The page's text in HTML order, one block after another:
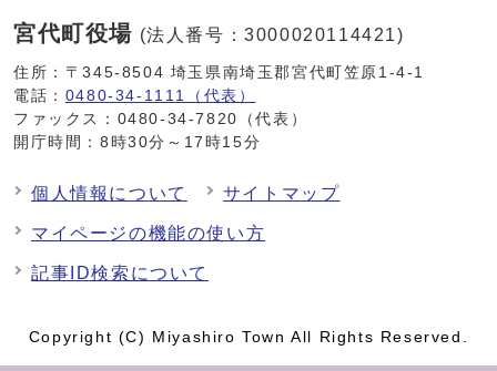
宮代町役場 (法人番号：3000020114421)
住所：〒345-8504 埼玉県南埼玉郡宮代町笠原1-4-1
電話： 0480-34-1111（代表）
ファックス：0480-34-7820（代表）
開庁時間：8時30分～17時15分
個人情報について サイトマップ
マイページの機能の使い方
記事ID検索について
Copyright (C) Miyashiro Town All Rights Reserved.